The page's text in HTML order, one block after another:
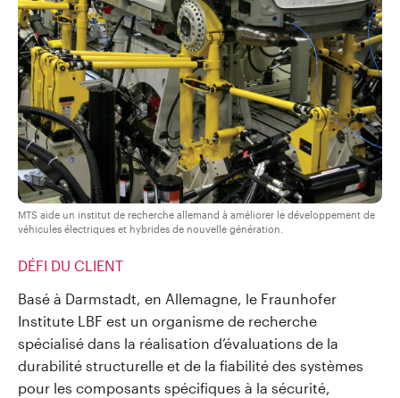
MTS aide un institut de recherche allemand à améliorer le développement de
véhicules électriques et hybrides de nouvelle génération.
DÉFI DU CLIENT
Basé à Darmstadt, en Allemagne, le Fraunhofer
Institute LBF est un organisme de recherche
spécialisé dans la réalisation d’évaluations de la
durabilité structurelle et de la fiabilité des systèmes
pour les composants spécifiques à la sécurité,